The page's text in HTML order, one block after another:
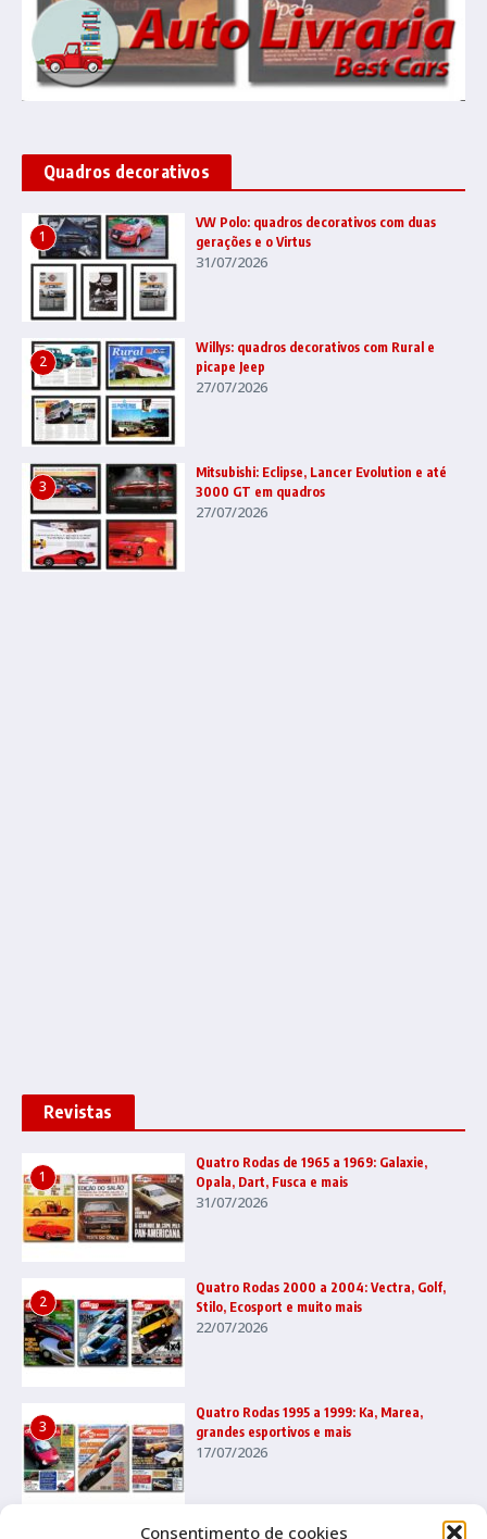
Consentimento de cookies
Quadros decorativos
1
VW Polo: quadros decorativos com duas
gerações e o Virtus
31/07/2026
2
Willys: quadros decorativos com Rural e
picape Jeep
27/07/2026
3
Mitsubishi: Eclipse, Lancer Evolution e até
3000 GT em quadros
27/07/2026
Revistas
1
Quatro Rodas de 1965 a 1969: Galaxie,
Opala, Dart, Fusca e mais
31/07/2026
2
Quatro Rodas 2000 a 2004: Vectra, Golf,
Stilo, Ecosport e muito mais
22/07/2026
3
Quatro Rodas 1995 a 1999: Ka, Marea,
grandes esportivos e mais
17/07/2026